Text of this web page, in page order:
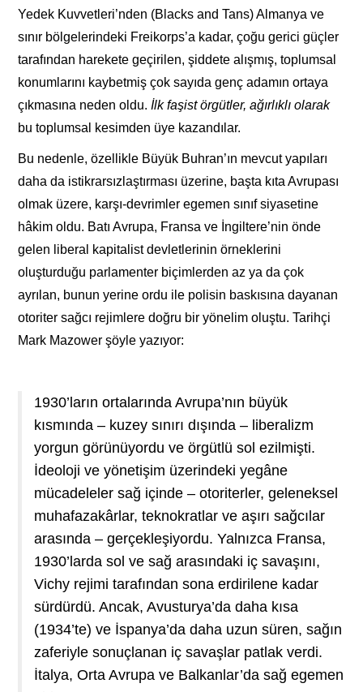
Yedek Kuvvetleri’nden (Blacks and Tans) Almanya ve
sınır bölgelerindeki Freikorps’a kadar, çoğu gerici güçler
tarafından harekete geçirilen, şiddete alışmış, toplumsal
konumlarını kaybetmiş çok sayıda genç adamın ortaya
çıkmasına neden oldu.İlk faşist örgütler, ağırlıklı olarak
bu toplumsal kesimden üye kazandılar.
Bu nedenle, özellikle Büyük Buhran’ın mevcut yapıları
daha da istikrarsızlaştırması üzerine, başta kıta Avrupası
olmak üzere, karşı-devrimler egemen sınıf siyasetine
hâkim oldu. Batı Avrupa, Fransa ve İngiltere’nin önde
gelen liberal kapitalist devletlerinin örneklerini
oluşturduğu parlamenter biçimlerden az ya da çok
ayrılan, bunun yerine ordu ile polisin baskısına dayanan
otoriter sağcı rejimlere doğru bir yönelim oluştu. Tarihçi
Mark Mazower şöyle yazıyor:
1930’ların ortalarında Avrupa’nın büyük
kısmında – kuzey sınırı dışında – liberalizm
yorgun görünüyordu ve örgütlü sol ezilmişti.
İdeoloji ve yönetişim üzerindeki yegâne
mücadeleler sağ içinde – otoriterler, geleneksel
muhafazakârlar, teknokratlar ve aşırı sağcılar
arasında – gerçekleşiyordu. Yalnızca Fransa,
1930’larda sol ve sağ arasındaki iç savaşını,
Vichy rejimi tarafından sona erdirilene kadar
sürdürdü. Ancak, Avusturya’da daha kısa
(1934’te) ve İspanya’da daha uzun süren, sağın
zaferiyle sonuçlanan iç savaşlar patlak verdi.
İtalya, Orta Avrupa ve Balkanlar’da sağ egemen